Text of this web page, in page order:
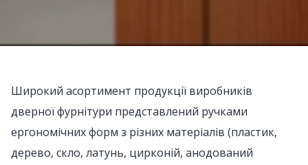
Широкий асортимент продукції виробників
дверної фурнітури представлений ручками
ергономічних форм з різних матеріалів (пластик,
дерево, скло, латунь, цирконій, анодований